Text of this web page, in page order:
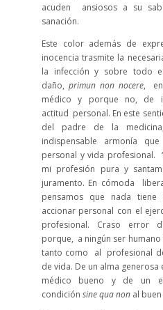
acuden ansiosos a su
sanación.
Este color además de
inocencia trasmite la
la infección y sobre todo
daño, primun non nocere, en
médico y porque no, de
actitud personal. En este
del padre de la
indispensable armonía
personal y vida profesional.
mi profesión pura y
juramento. En cómoda
pensamos que nada
accionar personal con el
profesional. Craso error
porque, a ningún ser
tanto como al profesional
de vida. De un alma
médico bueno y de un
condición sine qua nonal buen